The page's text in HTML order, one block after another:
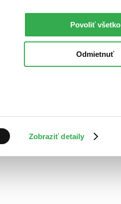
Zobraziť detaily
Povoliť všetko
Odmietnuť